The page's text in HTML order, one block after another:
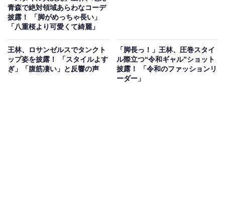
青森で絶対領域あらわなコーデ
披露！ 「脚がめっちゃ長い」
「八重桜より可愛くて綺麗」
王林、ロサンゼルスでタンクト
ップ姿を披露！ 「スタイルよす
ぎ」「腹筋凄い」と反響の声
「脚長っ！」王林、圧巻スタイ
ル際立つ“令和ギャル”ショット
披露！ 「令和のファッションリ
ーダー」